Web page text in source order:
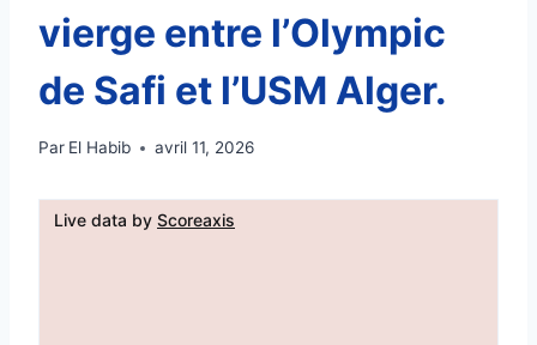
vierge entre l’Olympic
de Safi et l’USM Alger.
Par El Habib avril 11, 2026
Live data by Scoreaxis